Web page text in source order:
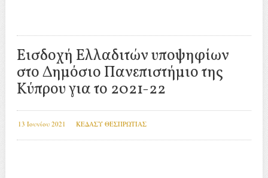
Εισδοχή Ελλαδιτών υποψηφίων
στο Δημόσιο Πανεπιστήμιο της
Κύπρου για το 2021-22
13 Ιουνίου 2021 ΚΕΔΑΣΥ ΘΕΣΠΡΩΤΙΑΣ